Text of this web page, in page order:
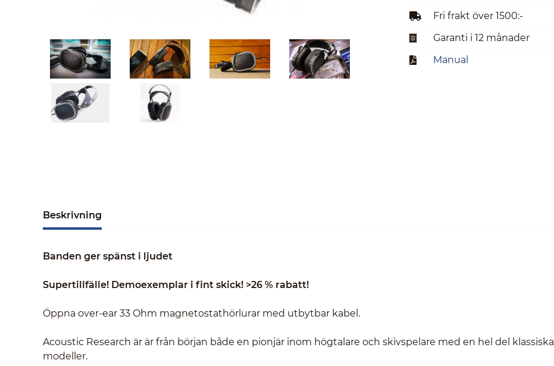
Fri frakt över 1500:-
Garanti i 12 månader
Manual
Beskrivning
Banden ger spänst i ljudet
Supertillfälle! Demoexemplar i fint skick! >26 % rabatt!
Öppna over-ear 33 Ohm magnetostathörlurar med utbytbar kabel.
Acoustic Research är är från början både en pionjär inom högtalare och skivspelare med en hel del klassiska
modeller.